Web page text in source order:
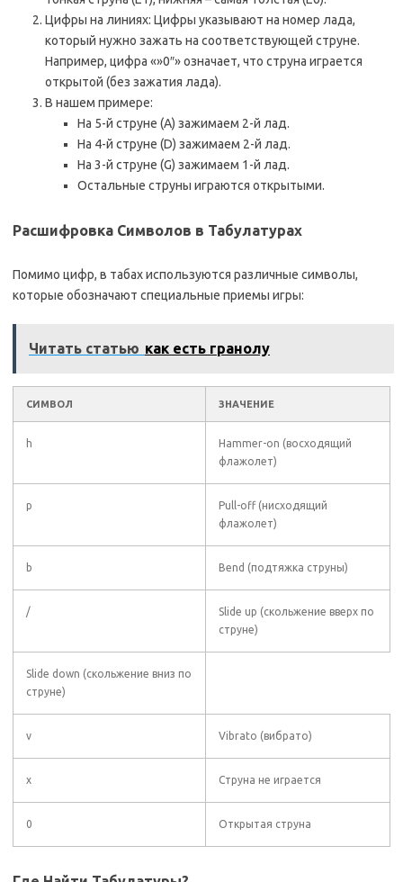
Цифры на линиях: Цифры указывают на номер лада,
который нужно зажать на соответствующей струне.
Например, цифра «»0″» означает, что струна играется
открытой (без зажатия лада).
В нашем примере:
На 5-й струне (A) зажимаем 2-й лад.
На 4-й струне (D) зажимаем 2-й лад.
На 3-й струне (G) зажимаем 1-й лад.
Остальные струны играются открытыми.
Расшифровка Символов в Табулатурах
Помимо цифр, в табах используются различные символы,
которые обозначают специальные приемы игры:
Читать статью как есть гранолу
СИМВОЛ ЗНАЧЕНИЕ
h
Hammer-on (восходящий
флажолет)
p
Pull-off (нисходящий
флажолет)
b Bend (подтяжка струны)
/
Slide up (скольжение вверх по
струне)
Slide down (скольжение вниз по
струне)
v Vibrato (вибрато)
x Струна не играется
0 Открытая струна